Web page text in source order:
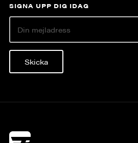
SIGNA UPP DIG IDAG
Skicka